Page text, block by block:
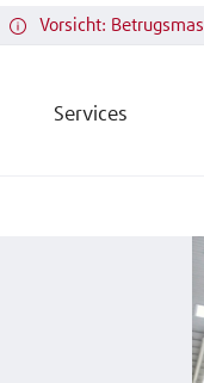
Services
Vorsicht: